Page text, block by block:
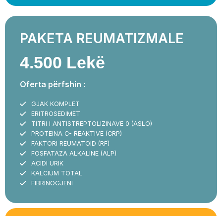
PAKETA REUMATIZMALE
4.500 Lekë
Oferta përfshin :
GJAK KOMPLET
ERITROSEDIMET
TITRI I ANTISTREPTOLIZINAVE 0 (ASLO)
PROTEINA C- REAKTIVE (CRP)
FAKTORI REUMATOID (RF)
FOSFATAZA ALKALINE (ALP)
ACIDI URIK
KALCIUM TOTAL
FIBRINOGJENI